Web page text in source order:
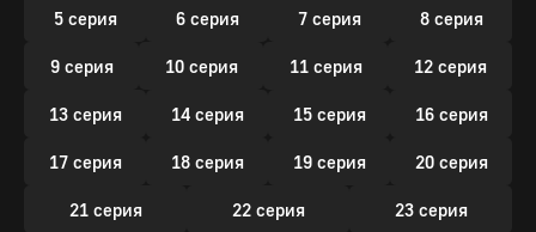
5 серия 6 серия 7 серия 8 серия
9 серия 10 серия 11 серия 12 серия
13 серия 14 серия 15 серия 16 серия
17 серия 18 серия 19 серия 20 серия
21 серия 22 серия
23 серия